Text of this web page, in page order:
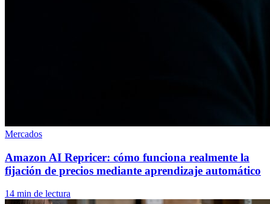
Mercados
Amazon AI Repricer: cómo funciona realmente la
fijación de precios mediante aprendizaje automático
14 min de lectura